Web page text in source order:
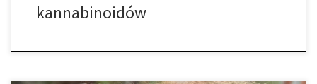
kannabinoidów